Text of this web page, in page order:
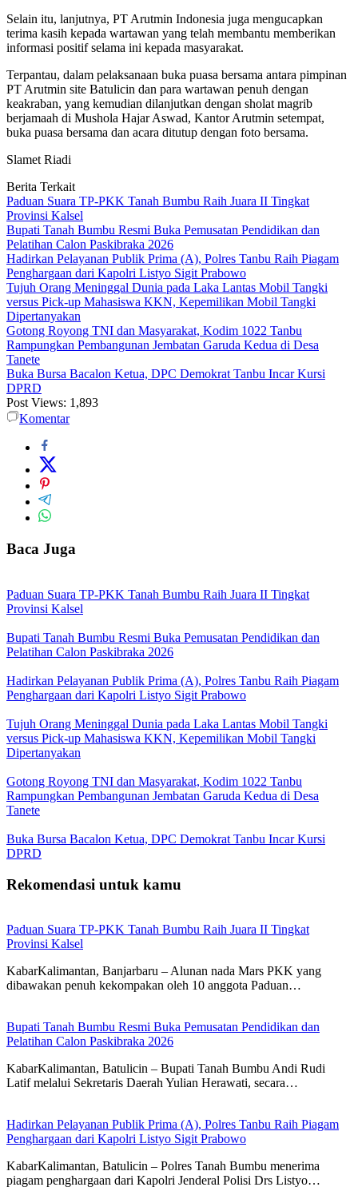
Selain itu, lanjutnya, PT Arutmin Indonesia juga mengucapkan
terima kasih kepada wartawan yang telah membantu memberikan
informasi positif selama ini kepada masyarakat.
Terpantau, dalam pelaksanaan buka puasa bersama antara pimpinan
PT Arutmin site Batulicin dan para wartawan penuh dengan
keakraban, yang kemudian dilanjutkan dengan sholat magrib
berjamaah di Mushola Hajar Aswad, Kantor Arutmin setempat,
buka puasa bersama dan acara ditutup dengan foto bersama.
Slamet Riadi
Berita Terkait
Paduan Suara TP-PKK Tanah Bumbu Raih Juara II Tingkat
Provinsi Kalsel
Bupati Tanah Bumbu Resmi Buka Pemusatan Pendidikan dan
Pelatihan Calon Paskibraka 2026
Hadirkan Pelayanan Publik Prima (A), Polres Tanbu Raih Piagam
Penghargaan dari Kapolri Listyo Sigit Prabowo
Tujuh Orang Meninggal Dunia pada Laka Lantas Mobil Tangki
versus Pick-up Mahasiswa KKN, Kepemilikan Mobil Tangki
Dipertanyakan
Gotong Royong TNI dan Masyarakat, Kodim 1022 Tanbu
Rampungkan Pembangunan Jembatan Garuda Kedua di Desa
Tanete
Buka Bursa Bacalon Ketua, DPC Demokrat Tanbu Incar Kursi
DPRD
Post Views: 1,893
Komentar
Baca Juga
Paduan Suara TP-PKK Tanah Bumbu Raih Juara II Tingkat
Provinsi Kalsel
Bupati Tanah Bumbu Resmi Buka Pemusatan Pendidikan dan
Pelatihan Calon Paskibraka 2026
Hadirkan Pelayanan Publik Prima (A), Polres Tanbu Raih Piagam
Penghargaan dari Kapolri Listyo Sigit Prabowo
Tujuh Orang Meninggal Dunia pada Laka Lantas Mobil Tangki
versus Pick-up Mahasiswa KKN, Kepemilikan Mobil Tangki
Dipertanyakan
Gotong Royong TNI dan Masyarakat, Kodim 1022 Tanbu
Rampungkan Pembangunan Jembatan Garuda Kedua di Desa
Tanete
Buka Bursa Bacalon Ketua, DPC Demokrat Tanbu Incar Kursi
DPRD
Rekomendasi untuk kamu
Paduan Suara TP-PKK Tanah Bumbu Raih Juara II Tingkat
Provinsi Kalsel
KabarKalimantan, Banjarbaru – Alunan nada Mars PKK yang
dibawakan penuh kekompakan oleh 10 anggota Paduan…
Bupati Tanah Bumbu Resmi Buka Pemusatan Pendidikan dan
Pelatihan Calon Paskibraka 2026
KabarKalimantan, Batulicin – Bupati Tanah Bumbu Andi Rudi
Latif melalui Sekretaris Daerah Yulian Herawati, secara…
Hadirkan Pelayanan Publik Prima (A), Polres Tanbu Raih Piagam
Penghargaan dari Kapolri Listyo Sigit Prabowo
KabarKalimantan, Batulicin – Polres Tanah Bumbu menerima
piagam penghargaan dari Kapolri Jenderal Polisi Drs Listyo…